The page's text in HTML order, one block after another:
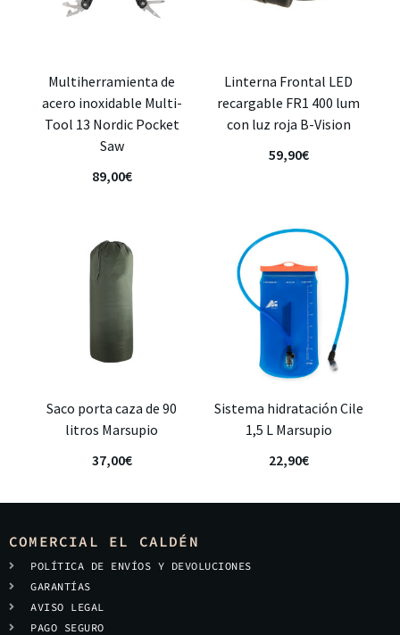
Multiherramienta de
acero inoxidable Multi-
Tool 13 Nordic Pocket
Saw
89,00€
Linterna Frontal LED
recargable FR1 400 lum
con luz roja B-Vision
59,90€
Saco porta caza de 90
litros Marsupio
37,00€
Sistema hidratación Cile
1,5 L Marsupio
22,90€
COMERCIAL EL CALDÉN
POLÍTICA DE ENVÍOS Y DEVOLUCIONES
GARANTÍAS
AVISO LEGAL
PAGO SEGURO